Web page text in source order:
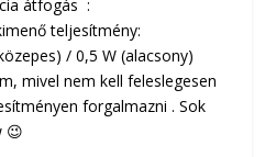
átfogás :
teljesítmény:
/ 0,5 W (alacsony)
mivel nem kell feleslegesen
forgalmazni . Sok
😉